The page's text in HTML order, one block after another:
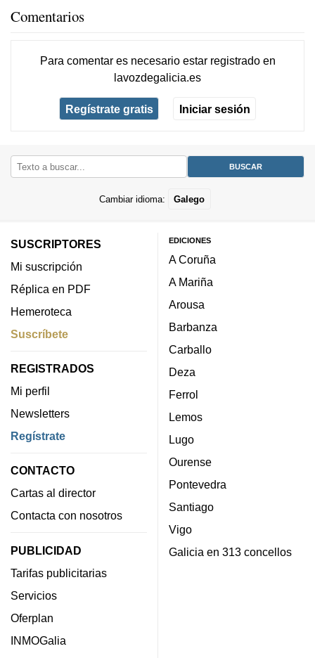
Comentarios
Para comentar es necesario estar registradoen
lavozdegalicia.es
Regístrate gratis Iniciar sesión
Cambiar idioma: Galego
SUSCRIPTORES
Mi suscripción
Réplica en PDF
Hemeroteca
Suscríbete
REGISTRADOS
Mi perfil
Newsletters
Regístrate
CONTACTO
Cartas al director
Contacta con nosotros
PUBLICIDAD
Tarifas publicitarias
Servicios
Oferplan
INMOGalia
EDICIONES
A Coruña
A Mariña
Arousa
Barbanza
Carballo
Deza
Ferrol
Lemos
Lugo
Ourense
Pontevedra
Santiago
Vigo
Galicia en 313 concellos